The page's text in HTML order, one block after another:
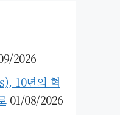
2026
10년의 혁
01/08/2026